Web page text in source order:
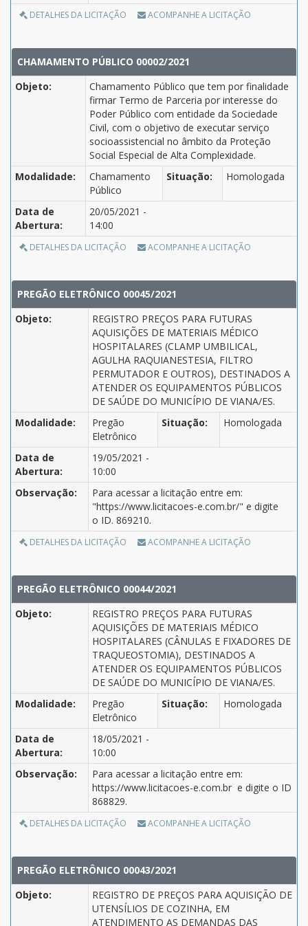
DETALHES DA LICITAÇÃO ACOMPANHE A LICITAÇÃO
CHAMAMENTO PÚBLICO 00002/2021
Objeto:
Chamamento Público que tem por finalidade
firmar Termo de Parceria por interesse do
Poder Público com entidade da Sociedade
Civil, com o objetivo de executar serviço
socioassistencial no âmbito da Proteção
Social Especial de Alta Complexidade.
Modalidade:
Chamamento
Público
Situação: Homologada
Data de
Abertura:
20/05/2021 -
14:00
DETALHES DA LICITAÇÃO ACOMPANHE A LICITAÇÃO
PREGÃO ELETRÔNICO 00045/2021
Objeto:
REGISTRO PREÇOS PARA FUTURAS
AQUISIÇÕES DE MATERIAIS MÉDICO
HOSPITALARES (CLAMP UMBILICAL,
AGULHA RAQUIANESTESIA, FILTRO
PERMUTADOR E OUTROS), DESTINADOS A
ATENDER OS EQUIPAMENTOS PÚBLICOS
DE SAÚDE DO MUNICÍPIO DE VIANA/ES.
Modalidade:
Pregão
Eletrônico
Situação: Homologada
Data de
Abertura:
19/05/2021 -
10:00
Observação:
Para acessar a licitação entre em:
"https://www.licitacoes-e.com.br/" e digite
o ID. 869210.
DETALHES DA LICITAÇÃO ACOMPANHE A LICITAÇÃO
PREGÃO ELETRÔNICO 00044/2021
Objeto:
REGISTRO PREÇOS PARA FUTURAS
AQUISIÇÕES DE MATERIAIS MÉDICO
HOSPITALARES (CÂNULAS E FIXADORES DE
TRAQUEOSTOMIA), DESTINADOS A
ATENDER OS EQUIPAMENTOS PÚBLICOS
DE SAÚDE DO MUNICÍPIO DE VIANA/ES.
Modalidade:
Pregão
Eletrônico
Situação: Homologada
Data de
Abertura:
18/05/2021 -
10:00
Observação:
Para acessar a licitação entre em:
https://www.licitacoes-e.com.br e digite o ID
868829.
DETALHES DA LICITAÇÃO ACOMPANHE A LICITAÇÃO
PREGÃO ELETRÔNICO 00043/2021
Objeto:
REGISTRO DE PREÇOS PARA AQUISIÇÃO DE
UTENSÍLIOS DE COZINHA, EM
ATENDIMENTO AS DEMANDAS DAS